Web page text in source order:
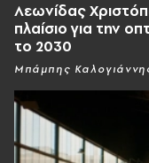
Λεωνίδας
πλαίσιο για την
το 2030
Μπάμπης